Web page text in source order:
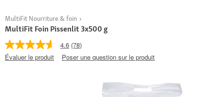
MultiFit Nourriture & foin
MultiFit Foin Pissenlit 3x500 g
4.6 (78)
Évaluer le produit
Poser une question sur le produit